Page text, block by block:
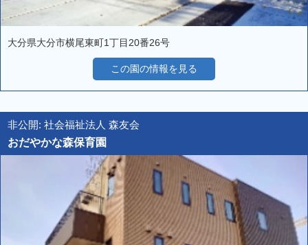
大分県大分市横尾東町1丁目20番26号
この園の情報を見る
非公開: 社会福祉法人 森友会
おだやかな森保育園